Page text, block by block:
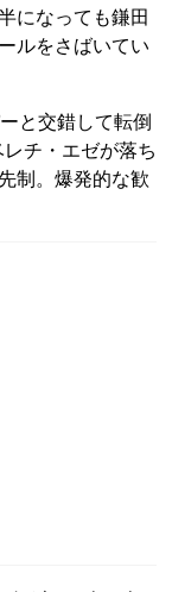
になっても鎌田
ルをさばいてい
と交錯して転倒
チ・エゼが落ち
制。爆発的な歓